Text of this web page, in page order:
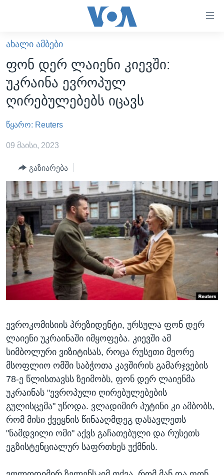
ხელმისაწვდომობისთვის
გადადით
მთავარზე
გადადით
მთავარ
ნავიგაციაზე
გადადით
ძიებაზე
ᲐᲮᲐᲚᲘ ᲐᲛᲑᲔᲑᲘ
ᲡᲐᲥᲐᲠᲗᲕᲔᲚᲝ
ᲐᲨᲨ
ᲐᲨᲨ-ᲘᲡ ᲐᲠᲩᲔᲕᲜᲔᲑᲘ 2024
ᲛᲡᲝᲤᲚᲘᲝ
ᲕᲘᲓᲔᲝᲔᲑᲘ
ᲒᲐᲓᲐᲪᲔᲛᲔᲑᲘ
ᲕᲐᲨᲘᲜᲒᲢᲝᲜᲘ ᲓᲦᲔᲡ
ᲮᲔᲓᲕᲐ ᲕᲐᲨᲘᲜᲒᲢᲝᲜᲘᲓᲐᲜ
ᲡᲢᲣᲓᲘᲐ ᲕᲐᲨᲘᲜᲒᲢᲝᲜᲘ
ᲡᲮᲕᲐ ᲡᲘᲐᲮᲚᲔᲔᲑᲘ
ᲞᲝᲚᲘᲢᲘᲙᲐ
ᲔᲙᲝᲜᲝᲛᲘᲙᲐ
ᲯᲐᲜᲛᲠᲗᲔᲚᲝᲑᲐ
ᲛᲔᲪᲜᲘᲔᲠᲔᲑᲐ
ᲒᲐᲚᲘᲚᲔᲝ
ᲓᲔᲖᲘᲜᲤᲝᲠᲛᲐᲪᲘᲐ
ᲠᲣᲡᲔᲗᲘᲡ ᲨᲔᲭᲠᲐ ᲣᲙᲠᲐᲘᲜᲐᲨᲘ
Learning English
ᲗᲕᲐᲚᲘ ᲒᲕᲐᲓᲔᲕᲜᲔᲗ
ᲐᲮᲐᲚᲘ ᲐᲛᲑᲔᲑᲘ
ფონ დერ ლაიენი კიევში:
უკრაინა ევროპულ
ღირებულებებს იცავს
წყარო: Reuters
09 მაისი, 2023
გაზიარება
ევროკომისიის პრეზიდენტი, ურსულა ფონ დერ
ლაიენი უკრაინაში იმყოფება. კიევში ამ
სიმბოლური ვიზიტისას, როცა რუსეთი მეორე
მსოფლიო ომში საბჭოთა კავშირის გამარჯვების
78-ე წლისთავსს ზეიმობს, ფონ დერ ლაიენმა
უკრაინას "ევროპული ღირებულებების
გულისცემა" უწოდა. ვლადიმირ პუტინი კი ამბობს,
რომ მისი ქვეყნის წინააღმდეგ დასავლეთს
"ნამდვილი ომი" აქვს გაჩათებული და რუსეთს
ეგზისტენციალურ საფრთხეს უქმნის.